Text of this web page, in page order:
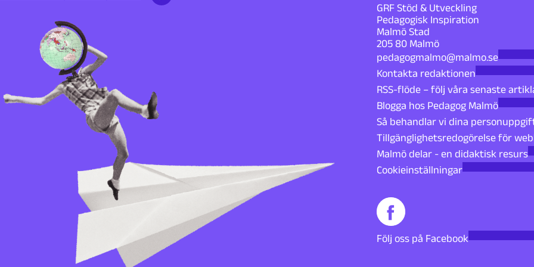
GRF Stöd & Utveckling
Pedagogisk Inspiration
Malmö Stad
205 80 Malmö
pedagogmalmo@malmo.se
Kontakta redaktionen
RSS-flöde – följ våra senaste
Blogga hos Pedagog Malmö
Så behandlar vi dina
Tillgänglighetsredogörelse för
Malmö delar - en didaktisk resurs
Cookieinställningar
Följ oss på Facebook